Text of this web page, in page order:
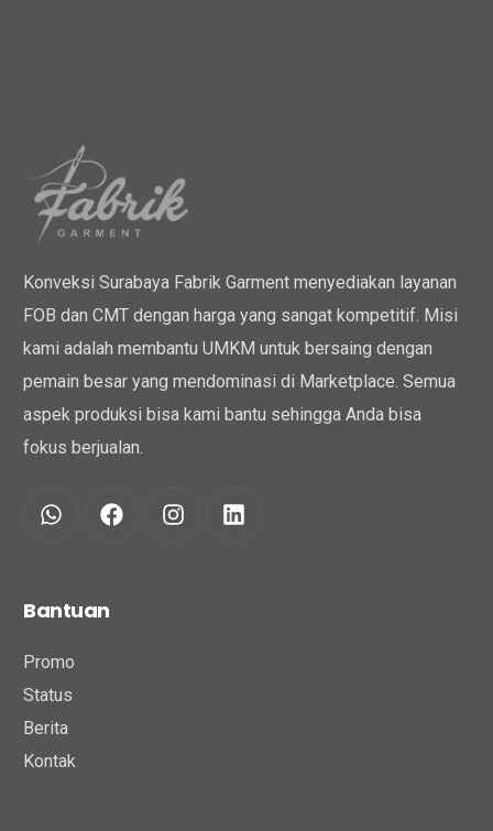
Konveksi Surabaya Fabrik Garment menyediakan layanan
FOB dan CMT dengan harga yang sangat kompetitif. Misi
kami adalah membantu UMKM untuk bersaing dengan
pemain besar yang mendominasi di Marketplace. Semua
aspek produksi bisa kami bantu sehingga Anda bisa
fokus berjualan.
Bantuan
Promo
Status
Berita
Kontak